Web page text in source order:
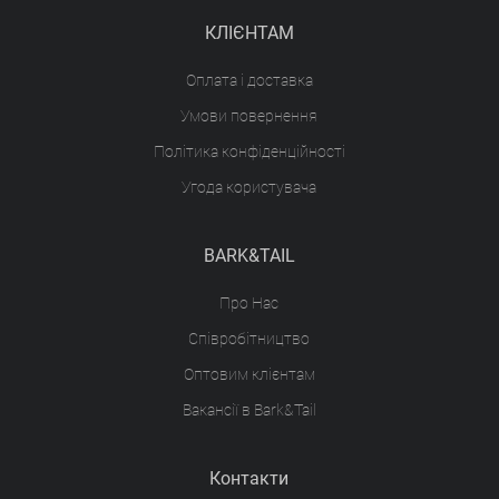
КЛІЄНТАМ
Оплата і доставка
Умови повернення
Політика конфіденційності
Угода користувача
BARK&TAIL
Про Нас
Співробітництво
Оптовим клієнтам
Вакансії в Bark&Tail
Контакти